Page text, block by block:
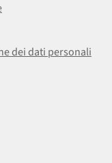
dei dati personali